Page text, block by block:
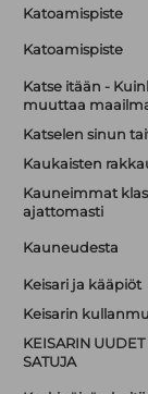
Katoamispiste
Katoamispiste
Katse itään -
muuttaa
Katselen sinun
Kaukaisten
Kauneimmat
ajattomasti
Kauneudesta
Keisari ja kääpiöt
Keisarin
KEISARIN
SATUJA